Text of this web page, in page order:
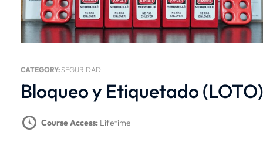
CATEGORY:SEGURIDAD
Bloqueo y Etiquetado (LOTO)
Course Access: Lifetime